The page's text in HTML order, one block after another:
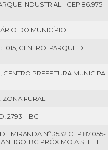
INDUSTRIAL - CEP 86.975-
DO MUNICÍPIO.
CENTRO, PARQUE DE
PREFEITURA MUNICIPAL
RURAL
2793 - IBC
MIRANDA Nº 3532 CEP 87.055-
IBC PRÓXIMO A SHELL